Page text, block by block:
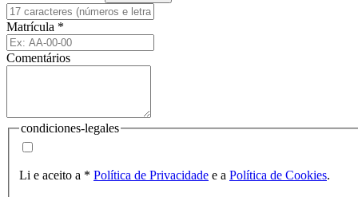
Matrícula *
Comentários
condiciones-legales
Li e aceito a * Política de Privacidade e a Política de Cookies.